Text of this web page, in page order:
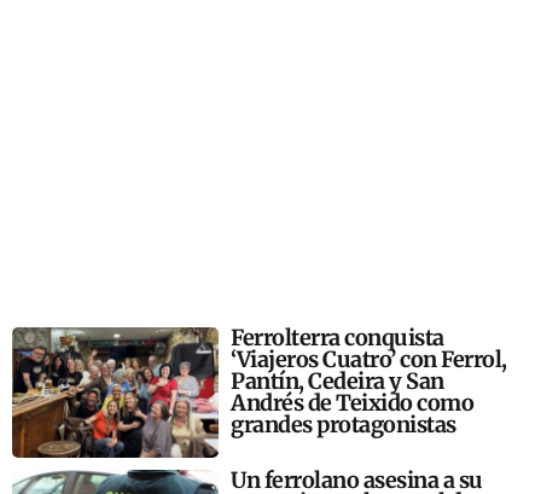
Ferrolterra conquista
‘Viajeros Cuatro’ con Ferrol,
Pantín, Cedeira y San
Andrés de Teixido como
grandes protagonistas
Un ferrolano asesina a su